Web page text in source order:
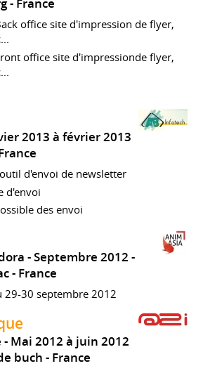
France
office site d'impression de flyer,
office site d'impressionde flyer,
2013 à février 2013
d'envoi de newsletter
d'envoi
des envoi
Septembre 2012
France
29-30 septembre 2012
Mai 2012 à juin 2012
buch France